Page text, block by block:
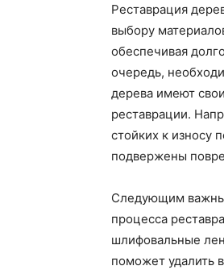
Реставрация
выбору
обеспечивая
очередь,
дерева имеют
реставрации.
стойких к износу
подвержены
Следующим
процесса
шлифовальные
поможет удалить